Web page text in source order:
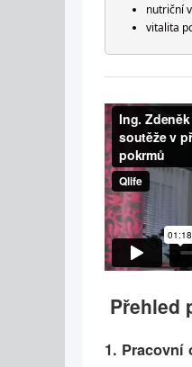
nutriční
vitalita
Přehled
1. Pracovní